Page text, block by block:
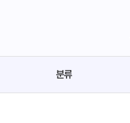
분류